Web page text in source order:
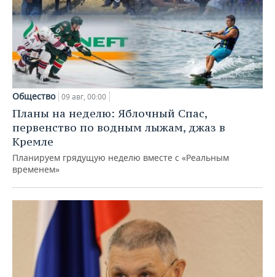
Общество 09 авг, 00:00
Планы на неделю: Яблочный Спас,
первенство по водным лыжам, джаз в
Кремле
Планируем грядущую неделю вместе с «Реальным
временем»